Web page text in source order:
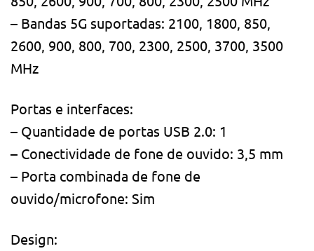
– Bandas 5G suportadas: 2100, 1800, 850,
2600, 900, 800, 700, 2300, 2500, 3700, 3500
MHz
Portas e interfaces:
– Quantidade de portas USB 2.0: 1
– Conectividade de fone de ouvido: 3,5 mm
– Porta combinada de fone de
ouvido/microfone: Sim
Design: